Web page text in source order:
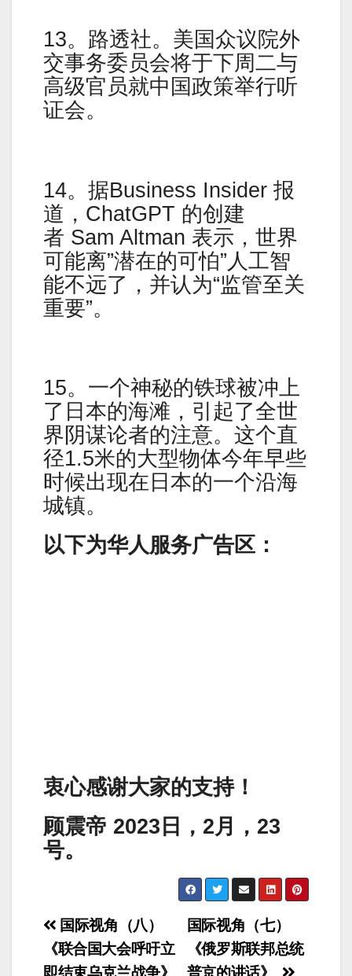
13。路透社。美国众议院外
交事务委员会将于下周二与
高级官员就中国政策举行听
证会。
14。据Business Insider 报
道，ChatGPT 的创建
者 Sam Altman 表示，世界
可能离”潜在的可怕”人工智
能不远了，并认为“监管至关
重要”。
15。一个神秘的铁球被冲上
了日本的海滩，引起了全世
界阴谋论者的注意。这个直
径1.5米的大型物体今年早些
时候出现在日本的一个沿海
城镇。
以下为华人服务广告区：
衷心感谢大家的支持！
顾震帝 2023日，2月，23
号。
Post
navigation
国际视角（七）
《俄罗斯联邦总统
普京的讲话》
国际视角（八）
《联合国大会呼吁立
即结束乌克兰战争》